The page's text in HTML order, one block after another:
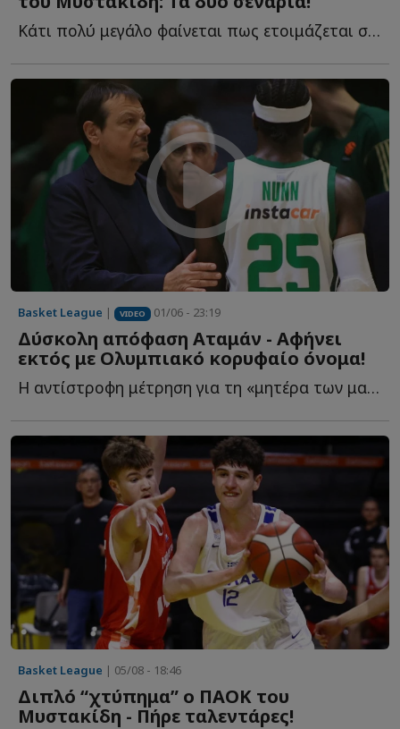
Κάτι πολύ μεγάλο φαίνεται πως ετοιμάζεται στον ΠΑΟΚ τ...
Basket League | VIDEO 01/06 - 23:19
Δύσκολη απόφαση Αταμάν - Αφήνει
εκτός με Ολυμπιακό κορυφαίο όνομα!
Η αντίστροφη μέτρηση για τη «μητέρα των μαχών» έχει ξ...
Basket League | 05/08 - 18:46
Διπλό “χτύπημα” ο ΠΑΟΚ του
Μυστακίδη - Πήρε ταλεντάρες!